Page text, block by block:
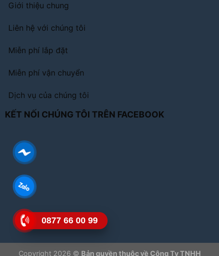
Giới thiệu chung
Liên hệ với chúng tôi
Miễn phí lắp đặt
Miễn phí vận chuyển
Dịch vụ của chúng tôi
KẾT NỐI CHÚNG TÔI TRÊN FACEBOOK
Copyright 2026 © Bản quyền thuộc về Công Ty TNHH
0877 66 00 99